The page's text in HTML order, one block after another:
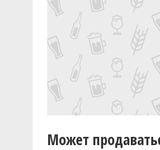
Может